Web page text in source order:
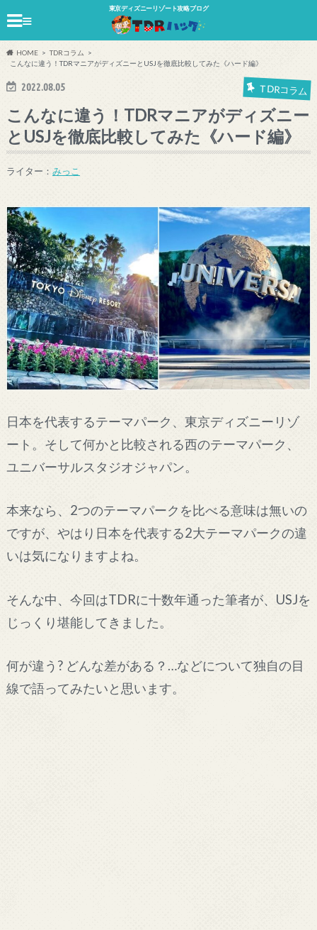
東京ディズニーリゾート攻略ブログ
≡
HOME
TDRコラム
こんなに違う！TDRマニアがディズニーとUSJを徹底比較してみた《ハード編》
2022.08.05 TDRコラム
こんなに違う！TDRマニアがディズニー
とUSJを徹底比較してみた《ハード編》
ライター： みっこ
日本を代表するテーマパーク、東京ディズニーリゾ
ート。そして何かと比較される西のテーマパーク、
ユニバーサルスタジオジャパン。
本来なら、2つのテーマパークを比べる意味は無いの
ですが、やはり日本を代表する2大テーマパークの違
いは気になりますよね。
そんな中、今回はTDRに十数年通った筆者が、USJを
じっくり堪能してきました。
何が違う? どんな差がある？…などについて独自の目
線で語ってみたいと思います。